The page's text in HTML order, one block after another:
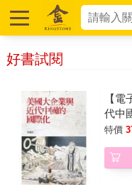
好書試閱
【
代中
特價